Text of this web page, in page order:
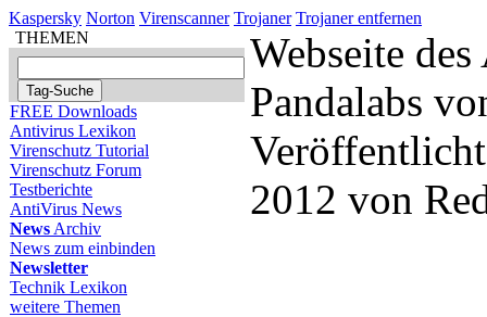
Kaspersky Norton Virenscanner Trojaner Trojaner entfernen
THEMEN
FREE Downloads
Antivirus Lexikon
Virenschutz Tutorial
Virenschutz Forum
Testberichte
AntiVirus News
News Archiv
News zum einbinden
Newsletter
Technik Lexikon
weitere Themen
Webseite
Pandalabs
2012 von